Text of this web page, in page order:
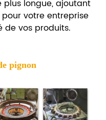
plus longue, ajoutant
votre entreprise
de vos produits.
pignon